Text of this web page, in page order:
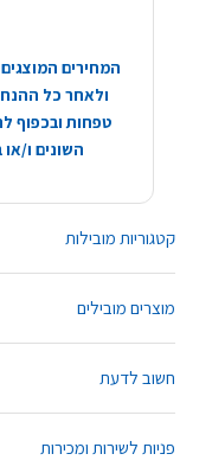
קטגוריות מובילות
מוצרים מובילים
חשוב לדעת
פניות לשירות ומכירות
המחירים
ולאחר כל
טפחות ובכפוף
השונים ו/או